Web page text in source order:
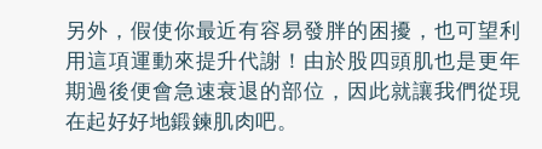
另外，假使你最近有容易發胖的困擾，也可望利
用這項運動來提升代謝！由於股四頭肌也是更年
期過後便會急速衰退的部位，因此就讓我們從現
在起好好地鍛鍊肌肉吧。